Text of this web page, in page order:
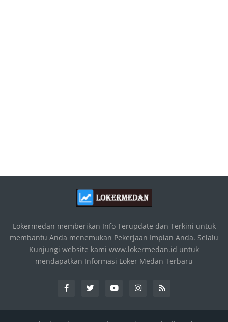
Lokermedan memberikan Info Terupdate dan Terkini untuk
membantu Anda menemukan Pekerjaan Impian Anda. Selalu
Kunjungi website kami www.lokermedan.id untuk
mendapatkan Informasi Loker Medan Terbaru